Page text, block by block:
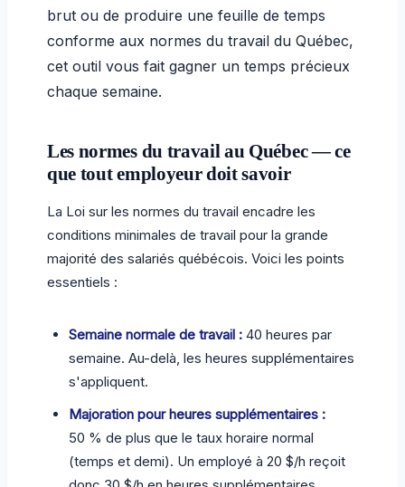
brut ou de produire une feuille de temps
conforme aux normes du travail du Québec,
cet outil vous fait gagner un temps précieux
chaque semaine.
Les normes du travail au Québec — ce
que tout employeur doit savoir
La Loi sur les normes du travail encadre les
conditions minimales de travail pour la grande
majorité des salariés québécois. Voici les points
essentiels :
Semaine normale de travail : 40 heures par
semaine. Au-delà, les heures supplémentaires
s'appliquent.
Majoration pour heures supplémentaires :
50 % de plus que le taux horaire normal
(temps et demi). Un employé à 20 $/h reçoit